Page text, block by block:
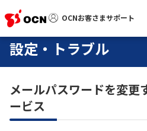
OCNお客さまサポート
OCNお客さまサポート
サポートトップ
サービス名から探す
設定・トラブル
メールパスワードを変更
ービス